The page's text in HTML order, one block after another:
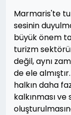
Marmaris'te
sesinin
büyük önem
turizm
değil, aynı
de ele
halkın daha
kalkınması